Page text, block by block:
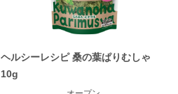
ヘルシーレシピ 桑の葉ぱりむしゃ
10g